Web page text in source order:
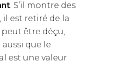
. S’il montre des
est retiré de la
peut être déçu,
que le
est une valeur